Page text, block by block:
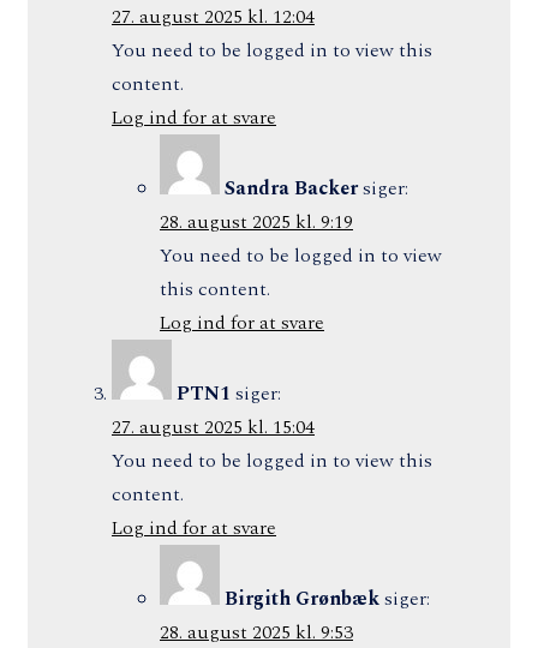
27. august 2025 kl. 12:04
You need to be logged in to view this
content.
Log ind for at svare
Sandra Backersiger:
28. august 2025 kl. 9:19
You need to be logged in to view
this content.
Log ind for at svare
PTN1 siger:
27. august 2025 kl. 15:04
You need to be logged in to view this
content.
Log ind for at svare
Birgith Grønbæksiger:
28. august 2025 kl. 9:53